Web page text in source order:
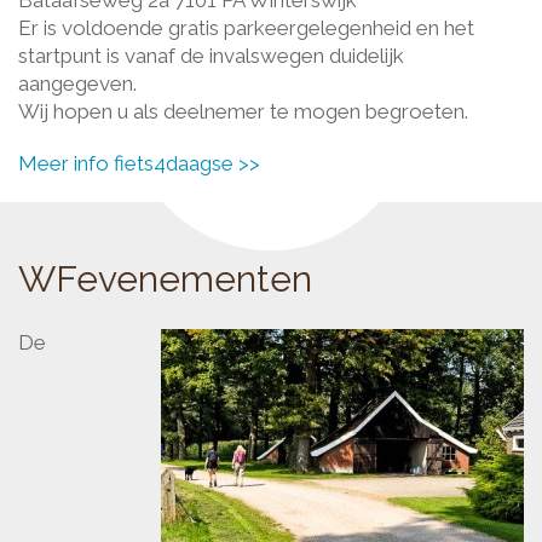
WFevenementen
Er is voldoende gratis parkeergelegenheid en het
startpunt is vanaf de invalswegen duidelijk
aangegeven.
Wij hopen u als deelnemer te mogen begroeten.
Meer info fiets4daagse >>
WFevenementen
De